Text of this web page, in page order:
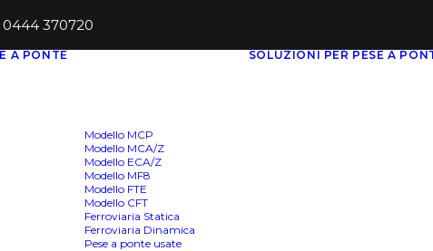
0444 370720
A PONTE
Modello MCP
Modello MCA/Z
Modello ECA/Z
Modello MF8
Modello FTE
Modello CFT
Ferroviaria Statica
Ferroviaria Dinamica
Pese a ponte usate
SOLUZIONI PER PESE A